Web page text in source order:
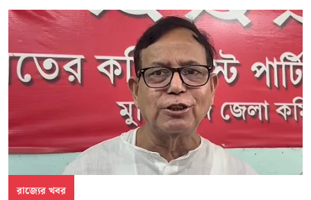
রাজ্যের খবর